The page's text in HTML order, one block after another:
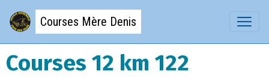
Courses Mère Denis
Courses 12 km 122